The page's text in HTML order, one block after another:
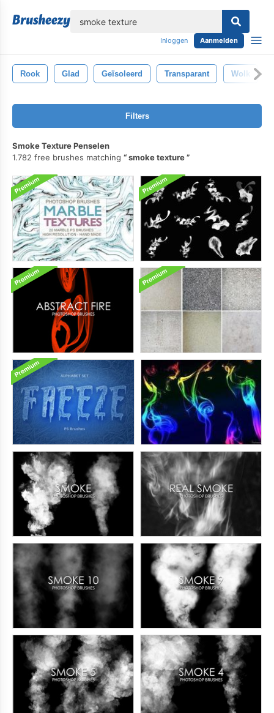
Inloggen Aanmelden
Rook Glad Geïsoleerd Transparant Wolk
Filters
Smoke Texture Penselen
1.782 free brushes matching
smoke texture